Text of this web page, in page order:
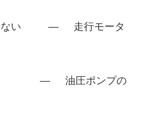
しない ― 走行モータ
足 ― 油圧ポンプの